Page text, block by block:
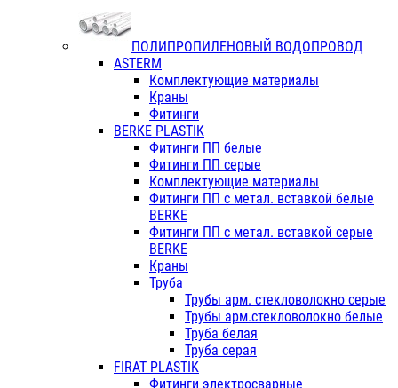
ПОЛИПРОПИЛЕНОВЫЙ ВОДОПРОВОД
ASTERM
Комплектующие материалы
Краны
Фитинги
BERKE PLASTIK
Фитинги ПП белые
Фитинги ПП серые
Комплектующие материалы
Фитинги ПП с метал. вставкой белые
BERKE
Фитинги ПП с метал. вставкой серые
BERKE
Краны
Труба
Трубы арм. стекловолокно серые
Трубы арм.стекловолокно белые
Труба белая
Труба серая
FIRAT PLASTIK
Фитинги электросварные